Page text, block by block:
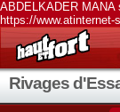
ABDELKADER MANA
https://www.atinternet-
Rivages